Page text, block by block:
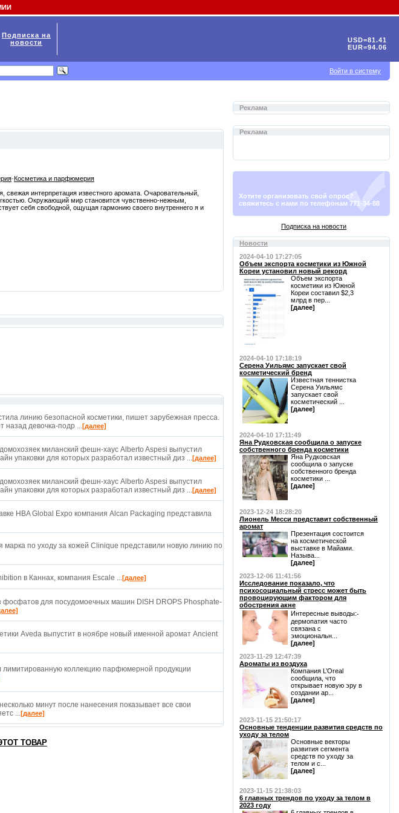
-Косметика и парфюмерия
свежая интерпретация известного аромата. Очаровательный,
Окружающий мир становится чувственно-нежным,
себя свободной, ощущая гармонию своего внутреннего я и
линию безопасной косметики, пишет зарубежная пресса.
назад девочка-подр ...[далее]
миланский фешн-хаус Alberto Aspesi выпустил
упаковки для которых разработал известный диз ...[далее]
миланский фешн-хаус Alberto Aspesi выпустил
упаковки для которых разработал известный диз ...[далее]
HBA Global Expo компания Alcan Packaging представила
марка по уходу за кожей Clinique представили новую линию по
в Каннах, компания Escale ...[далее]
фосфатов для посудомоечных машин DISH DROPS Phosphate-
Aveda выпустит в ноябре новый именной аромат Ancient
коллекцию парфюмерной продукции
минут после нанесения показывает все свои
...[далее]
ТОВАР
Реклама
Реклама
Хотите организовать свой опрос?
свяжитесь с нами по телефонам 771-34-88
Подписка на новости
Новости
2024-04-10 17:27:05
Объем экспорта косметики из Южной
Кореи установил новый рекорд
Объем экспорта
косметики из Южной
Кореи составил $2,3
млрд в пер...
[далее]
2024-04-10 17:18:19
Серена Уильямс запускает свой
косметический бренд
Известная теннистка
Серена Уильямс
запускает свой
косметический ...
[далее]
2024-04-10 17:11:49
Яна Рудковская сообщила о запуске
собственного бренда косметики
Яна Рудковская
сообщила о запуске
собственного бренда
косметики ...
[далее]
2023-12-24 18:28:20
Лионель Месси представит собственный
аромат
Презентация состоится
на косметической
выставке в Майами.
Называ...
[далее]
2023-12-06 11:41:56
Исследование показало, что
психосоциальный стресс может быть
провоцирующим фактором для
обострения акне
Интересные выводы:⁃
дермопатия часто
связана с
эмоциональн...
[далее]
2023-11-29 12:47:39
Ароматы из воздуха
Компания L’Oreal
сообщила, что
открывает новую эру в
создании ар...
[далее]
2023-11-15 21:50:17
Основные тенденции развития средств по
уходу за телом
Основные векторы
развития сегмента
средств по уходу за
телом и с...
[далее]
2023-11-15 21:38:03
6 главных трендов по уходу за телом в
2023 году
Подписка на
новости
USD=81.41
EUR=94.06
Войти в систему